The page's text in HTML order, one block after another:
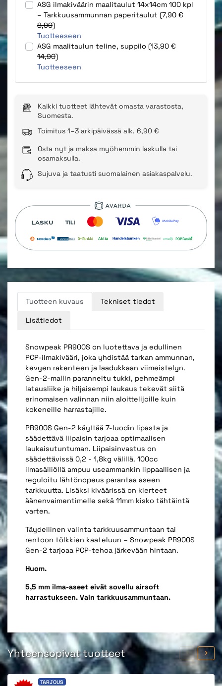
ASG ilmakiväärin maalitaulut 14x14cm 100 kpl
– Tarkkuusammunnan paperitaulut (7,90 €
8,90)
Tuotteeseen
ASG maalitaulun teline, suppilo (13,90 €
14,90)
Tuotteeseen
Kaikki tuotteet lähtevät omasta varastosta,
Suomesta.
Toimitus 1–3 arkipäivässä alk. 6,90 €
Osta nyt ja maksa myöhemmin laskulla tai
osamaksulla.
Sujuva ja taatusti suomalainen asiakaspalvelu.
Tuotteen kuvaus Tekniset tiedot
Lisätiedot
Snowpeak PR900S on luotettava ja edullinen
PCP-ilmakivääri, joka yhdistää tarkan ammunnan,
kevyen rakenteen ja laadukkaan viimeistelyn.
Gen-2-mallin paranneltu tukki, pehmeämpi
latausliike ja hiljaisempi laukaus tekevät siitä
erinomaisen valinnan niin aloittelijoille kuin
kokeneille harrastajille.
PR900S Gen-2 käyttää 7-luodin lipasta ja
säädettävä liipaisin tarjoaa optimaalisen
laukaisutuntuman. Liipaisinvastus on
säädettävissä 0,2 - 1,8kg välillä. 100cc
ilmasäiliöllä ampuu useammankin lippaallisen ja
reguloitu lähtönopeus parantaa aseen
tarkkuutta. Lisäksi kiväärissä on kierteet
äänenvaimentimelle sekä 11mm kisko tähtäintä
varten.
Täydellinen valinta tarkkuusammuntaan tai
rentoon tölkkien kaateluun – Snowpeak PR900S
Gen-2 tarjoaa PCP-tehoa järkevään hintaan.
Huom.
5,5 mm ilma-aseet eivät sovellu airsoft
harrastukseen. Vain tarkkuusammuntaan.
Yhteensopivat tuotteet
TARJOUS